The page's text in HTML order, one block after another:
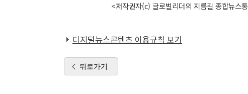
<저작권자(c) 글로벌리더의 지름길 종합뉴
디지털뉴스콘텐츠 이용규칙 보기
뒤로가기